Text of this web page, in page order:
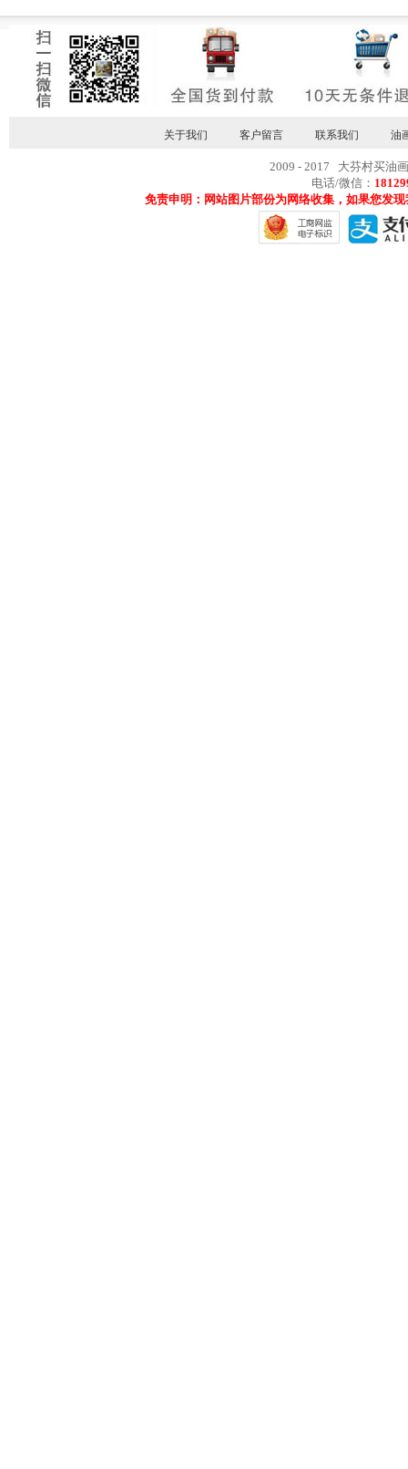
关于我们 客户留言 联系我们 油
2009 - 2017 大芬村买油
电话/微信：
免责申明：网站图片部份为网络收集，如果您发